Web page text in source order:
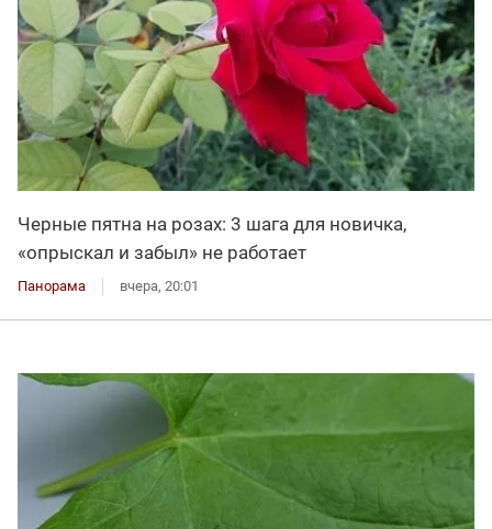
Черные пятна на розах: 3 шага для новичка,
«опрыскал и забыл» не работает
Панорама вчера, 20:01